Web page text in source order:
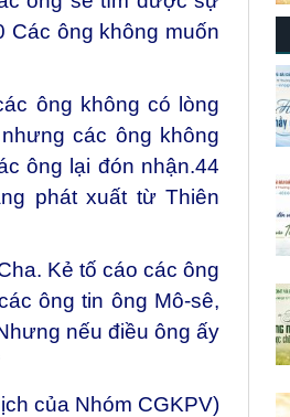
Các ông không muốn
ông không có lòng
các ông không
ông lại đón nhận.44
phát xuất từ Thiên
Kẻ tố cáo các ông
ông tin ông Mô-sê,
nếu điều ông ấy
của Nhóm CGKPV)